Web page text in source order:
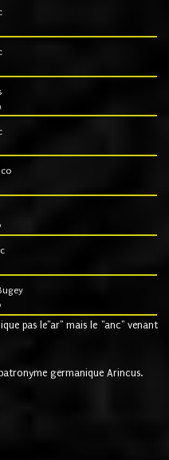
pas le"ar" mais le "anc" venant
germanique Arincus.